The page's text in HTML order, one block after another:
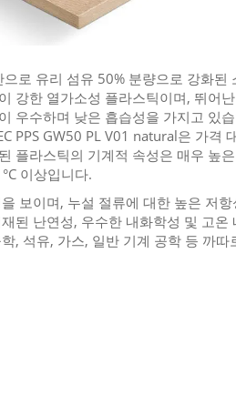
로 유리 섬유 50% 분량으로 강화된
강한 열가소성 플라스틱이며, 뛰어
우수하며 낮은 흡습성을 가지고 있
PPS GW50 PL V01 natural은 가격
플라스틱의 기계적 속성은 매우 높
이상입니다.
보이며, 누설 절류에 대한 높은 저
된 난연성, 우수한 내화학성 및 고온
, 석유, 가스, 일반 기계 공학 등 까따